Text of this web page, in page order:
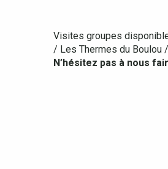
Visites groupes
/ Les Thermes du Boulou
N’hésitez pas à nous